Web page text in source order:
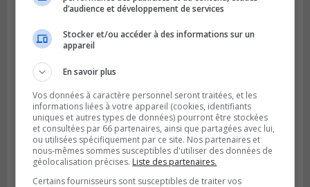
Publié le 6 juillet 2026 à 09h33
Longueuil conclue un contrat pour
valoriser des cendres d’incinération
d’audience et développement de services
Stocker et/ou accéder à des informations sur un
appareil
En savoir plus
Vos données à caractère personnel seront traitées, et les
informations liées à votre appareil (cookies, identifiants
uniques et autres types de données) pourront être stockées
et consultées par 66 partenaires, ainsi que partagées avec lui,
ou utilisées spécifiquement par ce site. Nos partenaires et
nous-mêmes sommes susceptibles d'utiliser des données de
géolocalisation précises. Liste des partenaires.
Certains fournisseurs sont susceptibles de traiter vos